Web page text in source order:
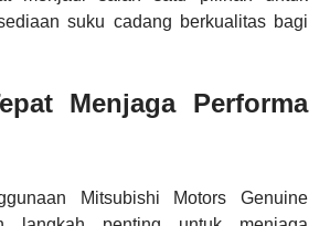
suku cadang berkualitas bagi
Menjaga Performa
Mitsubishi Motors Genuine